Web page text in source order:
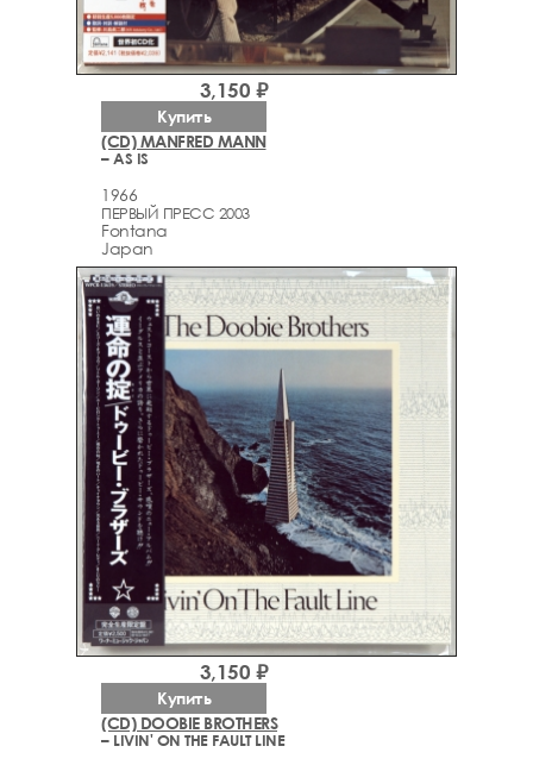
(CD) MANFRED MANN
– AS IS
1966
ПЕРВЫЙ ПРЕСС 2003
Fontana
Japan
3,150 ₽
Купить
(CD) DOOBIE BROTHERS
– LIVIN' ON THE FAULT LINE
3,150 ₽
Купить